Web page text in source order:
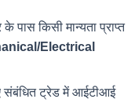
पास किसी मान्यता प्राप्त
Electrical
संबंधित ट्रेड में आईटीआई